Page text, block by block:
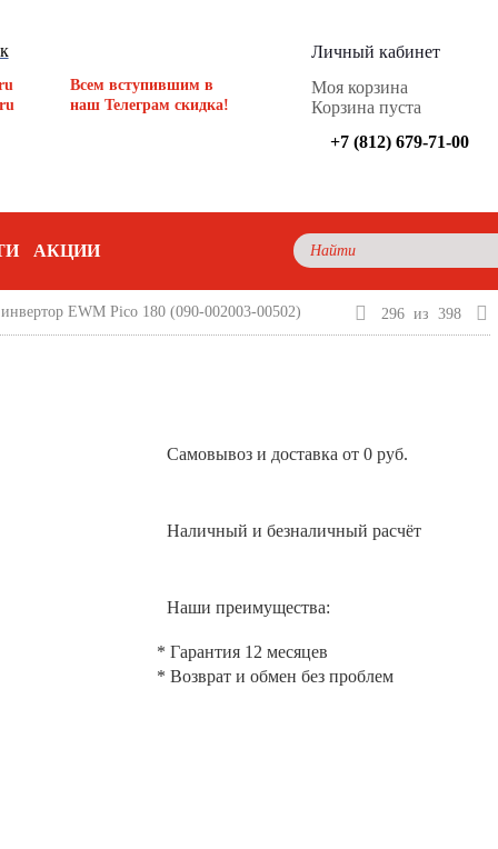
Всем вступившим в
наш Телеграм скидка!
Личный кабинет
Моя корзина
Корзина пуста
+7 (812) 679-71-00
АКЦИИ
EWM Pico 180 (090-002003-00502) 296 из 398
Самовывоз и доставка от 0 руб.
Наличный и безналичный расчёт
Наши преимущества:
* Гарантия 12 месяцев
* Возврат и обмен без проблем